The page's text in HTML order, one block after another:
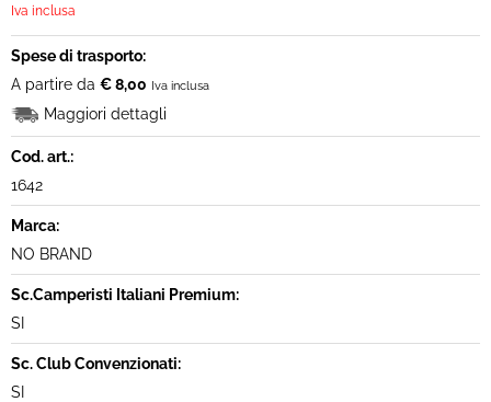
Iva inclusa
Spese di trasporto:
A partire da € 8,00 Iva inclusa
Maggiori dettagli
Cod. art.:
1642
Marca:
NO BRAND
Sc.Camperisti Italiani Premium:
SI
Sc. Club Convenzionati:
SI